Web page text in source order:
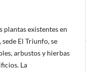
plantas existentes en
El Triunfo, se
arbustos y hierbas
La